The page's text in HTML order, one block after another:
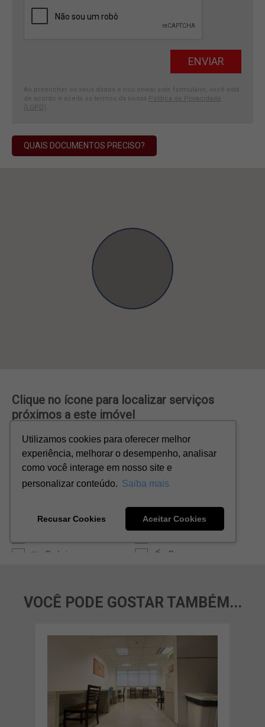
Ao preencher os seus dados e nos enviar este formulário, você está
de acordo e aceita os termos da nossa Política de Privacidade
(LGPD)
QUAIS DOCUMENTOS PRECISO?
VOCÊ PODE GOSTAR TAMBÉM...